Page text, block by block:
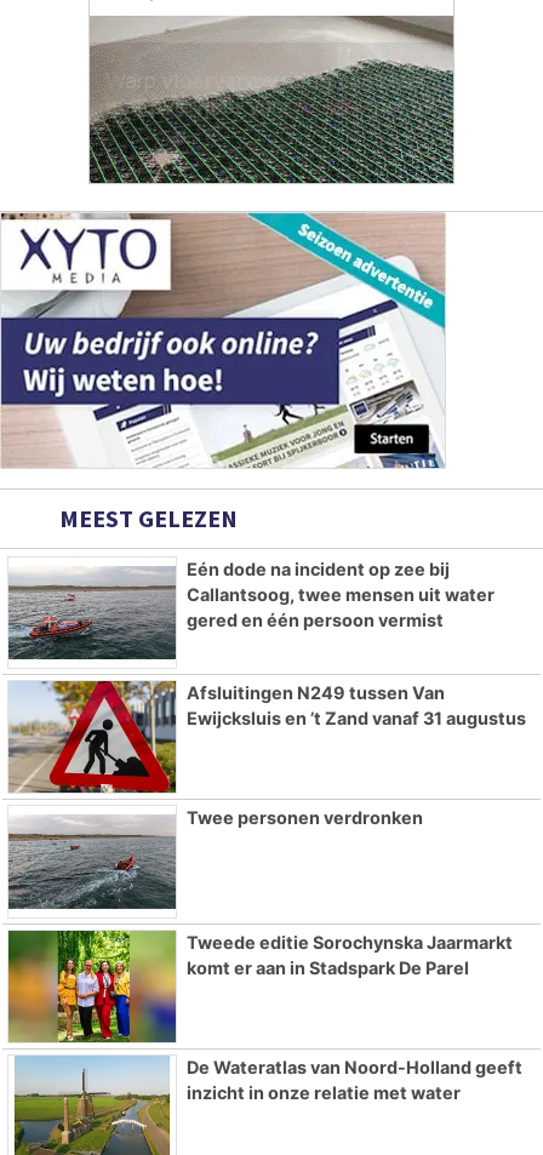
MEEST GELEZEN
Eén dode na incident op zee bij
Callantsoog, twee mensen uit water
gered en één persoon vermist
Afsluitingen N249 tussen Van
Ewijcksluis en ’t Zand vanaf 31 augustus
Twee personen verdronken
Tweede editie Sorochynska Jaarmarkt
komt er aan in Stadspark De Parel
De Wateratlas van Noord-Holland geeft
inzicht in onze relatie met water